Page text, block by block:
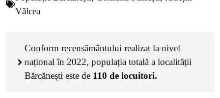
Vâlcea
Conform recensământului realizat la nivel
național în 2022, populația totală a localității
Bărcănești este de 110 de locuitori.